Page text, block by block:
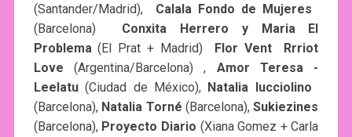
(Santander/Madrid), ­ Calala Fondo de Mujeres
(Barcelona) ­ Conxita Herrero​ y Maria El
Problema​ (El Prat + Madrid) ­ Flor Vent ­ Rrriot
Love ​(Argentina/Barcelona) ,­ Amor Teresa ­
Leelatu​(Ciudad de México), Natalia Iucciolino
(Barcelona),­ Natalia Torné ​ (Barcelona),Sukiezines
​(Barcelona),­ Proyecto Diario (Xiana Gomez + Carla